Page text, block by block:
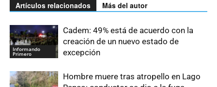
Artículos relacionados Más del autor
Informando
Primero
Cadem: 49% está de acuerdo con la
creación de un nuevo estado de
excepción
Hombre muere tras atropello en Lago